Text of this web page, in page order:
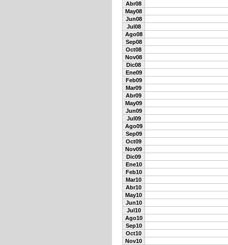
Abr08
May08
Jun08
Jul08
Ago08
Sep08
Oct08
Nov08
Dic08
Ene09
Feb09
Mar09
Abr09
May09
Jun09
Jul09
Ago09
Sep09
Oct09
Nov09
Dic09
Ene10
Feb10
Mar10
Abr10
May10
Jun10
Jul10
Ago10
Sep10
Oct10
Nov10